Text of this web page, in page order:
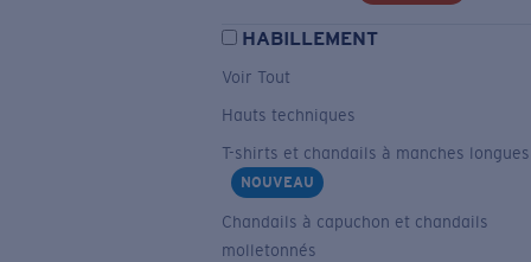
HABILLEMENT
Voir Tout
Hauts techniques
T-shirts et chandails à manches longues
NOUVEAU
Chandails à capuchon et chandails
molletonnés